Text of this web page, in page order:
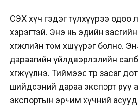
СЭХ хүч гэдэг түлхүүрээ одоо
хэрэгтэй. Энэ нь эдийн
хөгжлийн том хөшүүрэг болно.
дараагийн үйлдвэрлэлийн
хөгжүүлнэ. Тиймээс төр засаг
шийдсэний дараа экспорт руу
экспортын эрчим хүчний